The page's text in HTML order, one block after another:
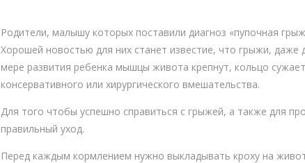
Родители, малышу которых поставили диагноз «пупочная
Хорошей новостью для них станет известие, что грыжи,
мере развития ребенка мышцы живота крепнут, кольцо
консервативного или хирургического вмешательства.
Для того чтобы успешно справиться с грыжей, а также для
правильный уход.
Перед каждым кормлением нужно выкладывать кроху на